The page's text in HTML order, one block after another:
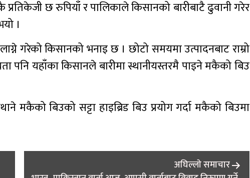
छ रुपियाँ र पालिकाले किसानको बारीबाटै ढुवानी गरेर
।
गरेको किसानको भनाइ छ । छोटो समयमा उत्पादनबाट राम्रो
पनि यहाँका किसानले बारीमा स्थानीयस्तरमै पाइने मकैको बिउ
मकैको बिउको सट्टा हाइब्रिड बिउ प्रयोग गर्दा मकैको बिउमा
अघिल्लाे समाचार